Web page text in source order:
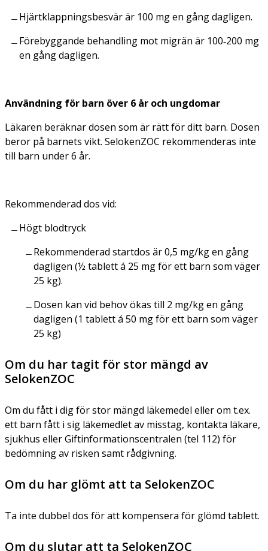
Hjärtklappningsbesvärär 100 mg en gång dagligen.
Förebyggande behandling mot migrän är 100‑200 mg
en gång dagligen.
Användning för barn över 6 år och ungdomar
Läkaren beräknar dosen som är rätt för ditt barn. Dosen
beror på barnets vikt. SelokenZOC rekommenderas inte
till barn under 6 år.
Rekommenderad dos vid:
Högt blodtryck
Rekommenderad startdos är 0,5 mg/kg en gång
dagligen (½ tablett á 25 mg för ett barn som väger
25 kg).
Dosen kan vid behov ökas till 2 mg/kg en gång
dagligen (1 tablett á 50 mg för ett barn som väger
25 kg)
Om du har tagit för stor mängd av
SelokenZOC
Om du fått i dig för stor mängd läkemedel eller om t.ex.
ett barn fått i sig läkemedlet av misstag, kontakta läkare,
sjukhus eller Giftinformationscentralen (tel 112) för
bedömning av risken samt rådgivning.
Om du har glömt att ta SelokenZOC
Ta inte dubbel dos för att kompensera för glömd tablett.
Om du slutar att ta SelokenZOC